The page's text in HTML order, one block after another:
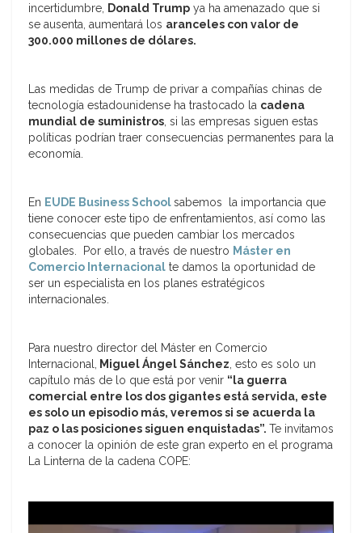
incertidumbre, Donald Trump ya ha amenazado que si
se ausenta, aumentará los aranceles con valor de
300.000 millones de dólares.
Las medidas de Trump de privar a compañías chinas de
tecnología estadounidense ha trastocado la cadena
mundial de suministros, si las empresas siguen estas
políticas podrían traer consecuencias permanentes para la
economía.
En EUDE Business Schoolsabemos la importancia que
tiene conocer este tipo de enfrentamientos, así como las
consecuencias que pueden cambiar los mercados
globales. Por ello, a través de nuestro Máster en
Comercio Internacional te damos la oportunidad de
ser un especialista en los planes estratégicos
internacionales.
Para nuestro director del Máster en Comercio
Internacional, Miguel Ángel Sánchez, esto es solo un
capítulo más de lo que está por venir “la guerra
comercial entre los dos gigantes está servida, este
es solo un episodio más, veremos si se acuerda la
paz o las posiciones siguen enquistadas”. Te invitamos
a conocer la opinión de este gran experto en el programa
La Linterna de la cadena COPE:
de